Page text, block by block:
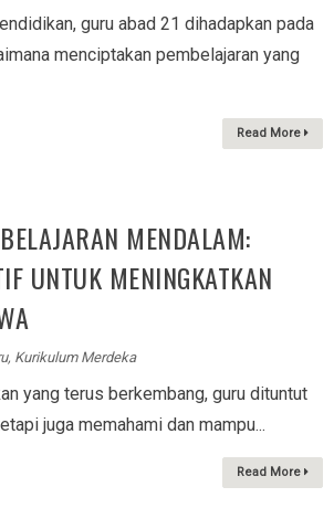
guru abad 21 dihadapkan pada
menciptakan pembelajaran yang
Read More
MENDALAM:
UNTUK MENINGKATKAN
, Kurikulum Merdeka
yang terus berkembang, guru dituntut
juga memahami dan mampu...
Read More